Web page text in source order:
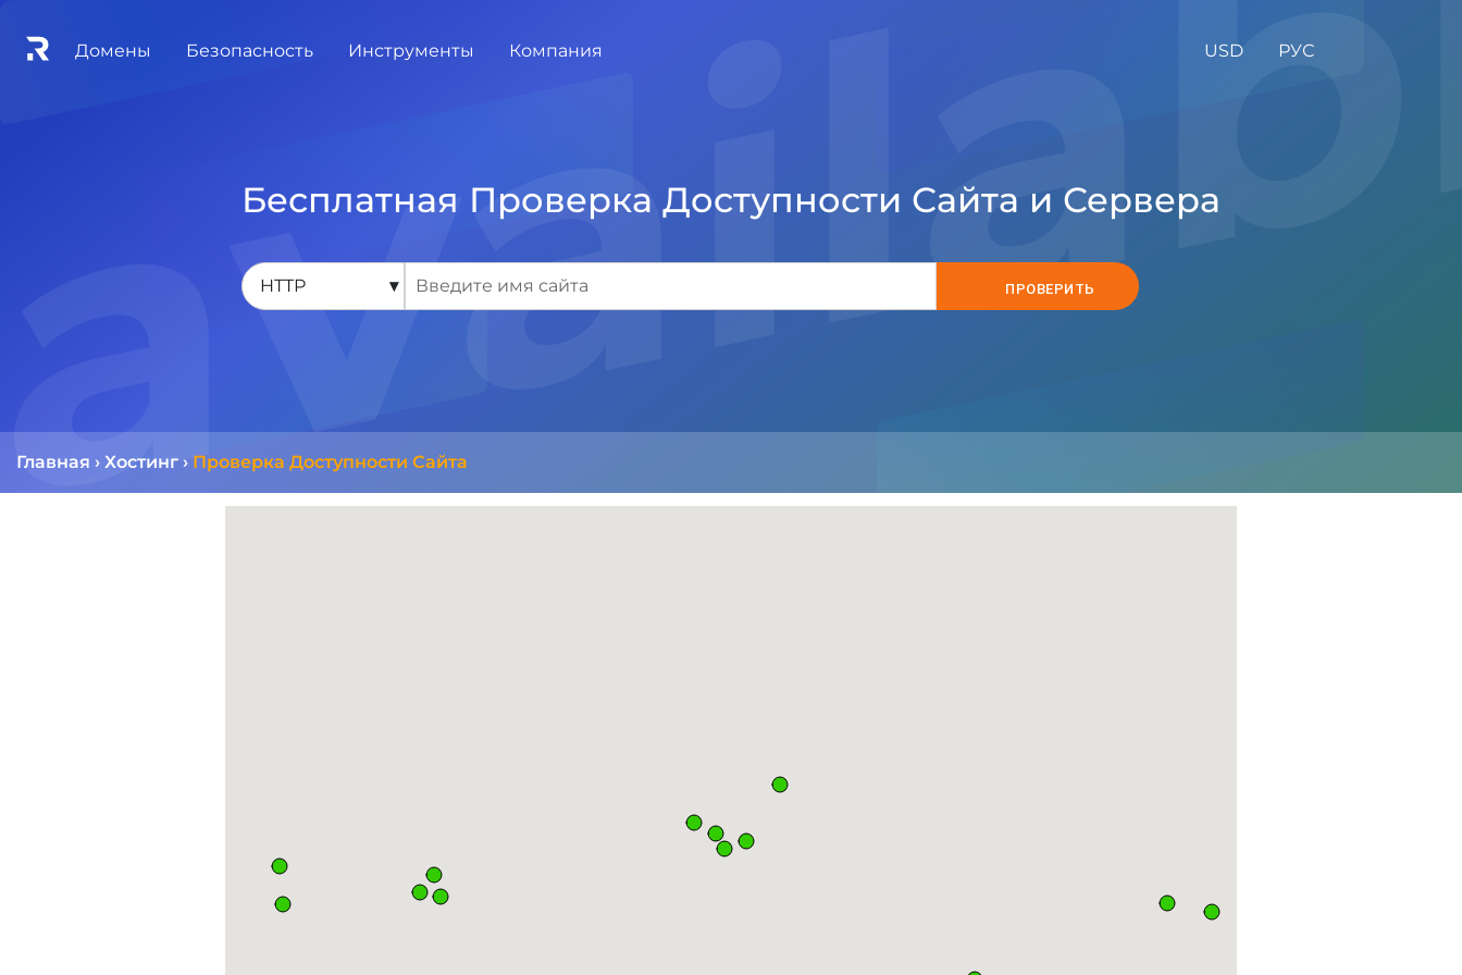
Домены Безопасность Инструменты Компания USD РУС
Бесплатная Проверка Доступности Сайта и Сервера
▾ ПРОВЕРИТЬ
Главная › Хостинг › Проверка Доступности Сайта